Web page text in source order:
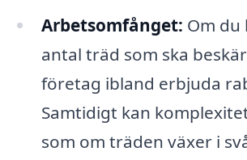
Arbetsomfånget: Om
antal träd som ska
företag ibland erbjuda
Samtidigt kan
som om träden växer i